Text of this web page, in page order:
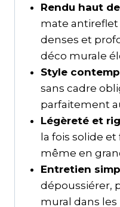
Rendu haut
mate antireflet
denses et
déco murale
Style
sans cadre
parfaitement
Légèreté et
la fois solide
même en
Entretien
dépoussiérer,
mural dans les